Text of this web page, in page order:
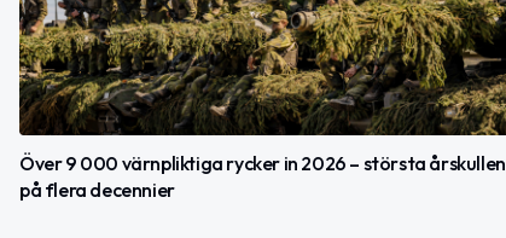
Över 9 000 värnpliktiga rycker in 2026 – största årskullen
på flera decennier